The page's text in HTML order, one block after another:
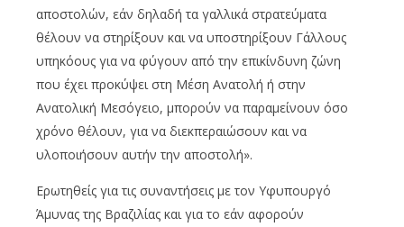
αποστολών, εάν δηλαδή τα γαλλικά στρατεύματα
θέλουν να στηρίξουν και να υποστηρίξουν Γάλλους
υπηκόους για να φύγουν από την επικίνδυνη ζώνη
που έχει προκύψει στη Μέση Ανατολή ή στην
Ανατολική Μεσόγειο, μπορούν να παραμείνουν όσο
χρόνο θέλουν, για να διεκπεραιώσουν και να
υλοποιήσουν αυτήν την αποστολή».
Ερωτηθείς για τις συναντήσεις με τον Υφυπουργό
Άμυνας της Βραζιλίας και για το εάν αφορούν